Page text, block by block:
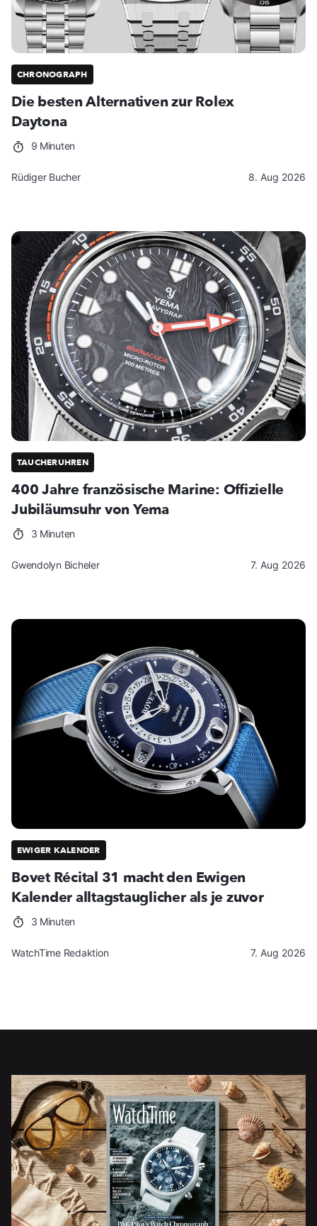
CHRONOGRAPH
Die besten Alternativen zur Rolex
Daytona
9 Minuten
Rüdiger Bucher 8. Aug 2026
TAUCHERUHREN
400 Jahre französische Marine: Offizielle
Jubiläumsuhr von Yema
3 Minuten
Gwendolyn Bicheler 7. Aug 2026
EWIGER KALENDER
Bovet Récital 31 macht den Ewigen
Kalender alltagstauglicher als je zuvor
3 Minuten
WatchTime Redaktion 7. Aug 2026